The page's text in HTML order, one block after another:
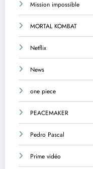
Mission impossible
MORTAL KOMBAT
Netflix
News
one piece
PEACEMAKER
Pedro Pascal
Prime vidéo